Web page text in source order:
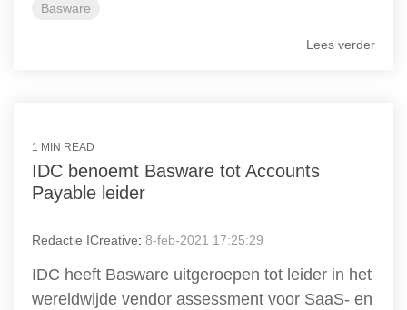
Basware
Lees verder
1 MIN READ
IDC benoemt Basware tot Accounts
Payable leider
Redactie ICreative: 8-feb-2021 17:25:29
IDC heeft Basware uitgeroepen tot leider in het
wereldwijde vendor assessment voor SaaS- en